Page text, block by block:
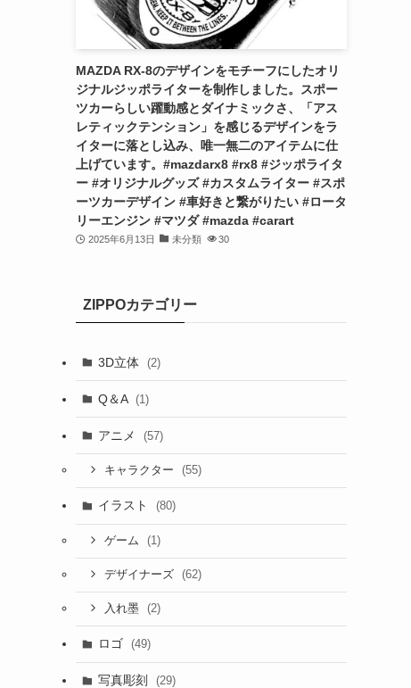
MAZDA RX-8のデザインをモチーフにしたオリ
ジナルジッポライターを制作しました。スポー
ツカーらしい躍動感とダイナミックさ、「アス
レティックテンション」を感じるデザインをラ
イターに落とし込み、唯一無二のアイテムに仕
上げています。#mazdarx8 #rx8 #ジッポライタ
ー #オリジナルグッズ #カスタムライター #スポ
ーツカーデザイン #車好きと繋がりたい #ロータ
リーエンジン #マツダ #mazda #carart
2025年6月13日 未分類 30
ZIPPOカテゴリー
3D立体 (2)
Q＆A (1)
アニメ (57)
キャラクター (55)
イラスト (80)
ゲーム (1)
デザイナーズ (62)
入れ墨 (2)
ロゴ (49)
写真彫刻 (29)